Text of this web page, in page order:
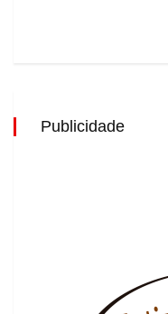
Publicidade